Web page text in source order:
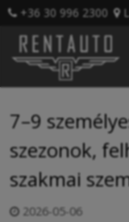
+36 30 996 2300
7–9
szezonok,
szakmai
2026-05-06